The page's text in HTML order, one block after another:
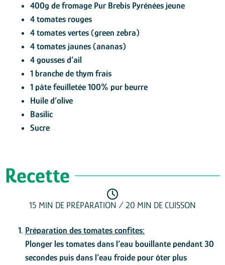
400g de fromage Pur Brebis Pyrénées jeune
4 tomates rouges
4 tomates vertes (green zebra)
4 tomates jaunes (ananas)
4 gousses d’ail
1 branche de thym frais
1 pâte feuilletée 100% pur beurre
Huile d’olive
Basilic
Sucre
Recette
15 MIN DE PRÉPARATION / 20 MIN DE CUISSON
Préparation des tomates confites:
Plonger les tomates dans l’eau bouillante pendant 30
secondes puis dans l’eau froide pour ôter plus